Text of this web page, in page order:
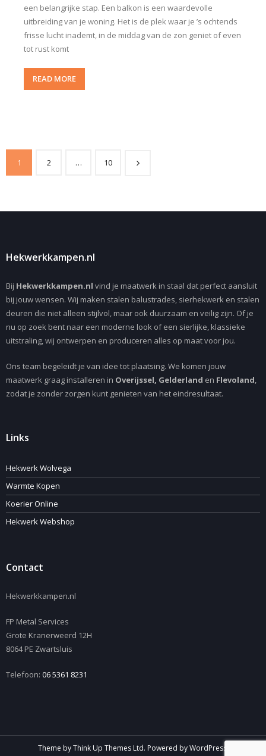
een belangrijke stap. Een balkon is een waardevolle
uitbreiding van je woning. Het is de plek waar je ’s ochtends
frisse lucht inademt, in de middag van de zon geniet of even
tot rust komt
READ MORE
1 2 … 10
Hekwerkkampen.nl
Bij Hekwerkkampen.nl vind je maatwerk in staal dat perfect aansluit
bij jouw wensen. Wij maken stalen balustrades, sierhekwerk en stalen
deuren die niet alleen stijlvol, maar ook duurzaam en veilig zijn. Of je
nu op zoek bent naar een moderne look of een sierlijke, klassieke
uitstraling, wij ontwerpen en produceren alles op maat voor jou.
Ons team begeleidt je van idee tot plaatsing. We komen jouw
maatwerk graag installeren in Overijssel, Gelderland en Flevoland,
zodat je zonder zorgen kunt genieten van het eindresultaat.
Links
Hekwerk Wolvega
Warmte Kopen
Koerier Online
Hekwerk Webshop
Contact
Hekwerkkampen.nl
FP Metal Services
Grote Kranerweerd 12H
8064 PE Zwartsluis
Telefoon: 06 5361 8231
Theme byThink Up Themes Ltd. Powered byWordPress